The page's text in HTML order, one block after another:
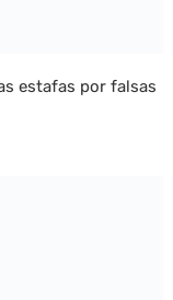
estafas por falsas